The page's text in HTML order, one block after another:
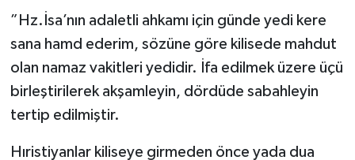
”Hz.İsa’nın adaletli ahkamı için günde yedi kere
sana hamd ederim, sözüne göre kilisede mahdut
olan namaz vakitleri yedidir. İfa edilmek üzere üçü
birleştirilerek akşamleyin, dördüde sabahleyin
tertip edilmiştir.
Hıristiyanlar kiliseye girmeden önce yada dua